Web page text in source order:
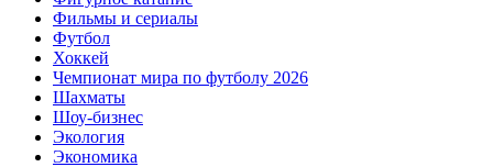
Фильмы и сериалы
Футбол
Хоккей
Чемпионат мира по футболу 2026
Шахматы
Шоу-бизнес
Экология
Экономика